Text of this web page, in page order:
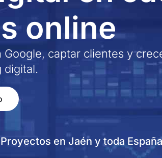
online
captar clientes y
digital.
en Jaén y toda España